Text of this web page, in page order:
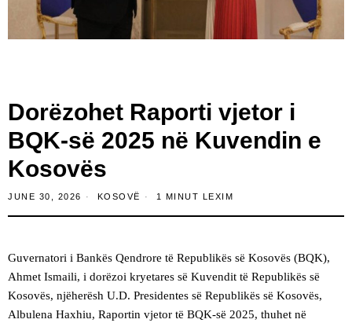
Dorëzohet Raporti vjetor i
BQK-së 2025 në Kuvendin e
Kosovës
JUNE 30, 2026 KOSOVË 1 MINUT LEXIM
Guvernatori i Bankës Qendrore të Republikës së Kosovës (BQK),
Ahmet Ismaili, i dorëzoi kryetares së Kuvendit të Republikës së
Kosovës, njëherësh U.D. Presidentes së Republikës së Kosovës,
Albulena Haxhiu, Raportin vjetor të BQK-së 2025, thuhet në